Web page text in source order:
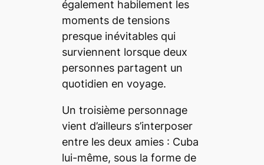
également habilement les
moments de tensions
presque inévitables qui
surviennent lorsque deux
personnes partagent un
quotidien en voyage.
Un troisième personnage
vient d’ailleurs s’interposer
entre les deux amies : Cuba
lui-même, sous la forme de